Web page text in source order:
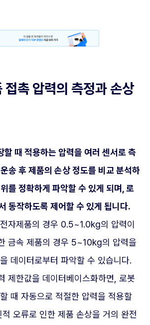
접촉 압력의 측정과 손상
할 때 적용하는 압력을 여러 센서로 측
송 후 제품의 손상 정도를 비교 분석하
를 정확하게 파악할 수 있게 되며, 로
동작하도록 제어할 수 있게 됩니다.
자제품의 경우 0.5~1.0kg의 압력이
금속 제품의 경우 5~10kg의 압력을
데이터로부터 파악할 수 있습니다.
제한값을 데이터베이스화하면, 로봇
때 자동으로 적절한 압력을 적용할
오류로 인한 제품 손상을 거의 완전